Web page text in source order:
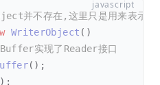
并不存在,这里只是用来表示需
WriterObject ( )
实现了Reader接口
( ) ;
) ;